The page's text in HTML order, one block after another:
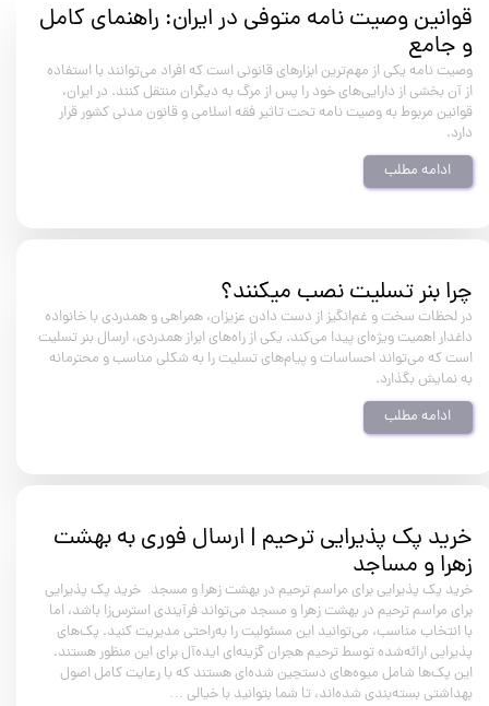
قوانین وصیت نامه متوفی در ایران: راهنمای کامل
و جامع
وصیت نامه یکی از مهم‌ترین ابزارهای قانونی است که افراد می‌توانند با استفاده
از آن بخشی از دارایی‌های خود را پس از مرگ به دیگران منتقل کنند. در ایران،
قوانین مربوط به وصیت نامه تحت تاثیر فقه اسلامی و قانون مدنی کشور قرار
دارد.
ادامه مطلب
چرا بنر تسلیت نصب میکنند؟
در لحظات سخت و غم‌انگیز از دست دادن عزیزان، همراهی و همدردی با خانواده
داغدار اهمیت ویژه‌ای پیدا می‌کند. یکی از راه‌های ابراز همدردی، ارسال بنر تسلیت
است که می‌تواند احساسات و پیام‌های تسلیت را به شکلی مناسب و محترمانه
به نمایش بگذارد.
ادامه مطلب
خرید پک پذیرایی ترحیم | ارسال فوری به بهشت
زهرا و مساجد
خرید پک پذیرایی برای مراسم ترحیم در بهشت زهرا و مسجد خرید پک پذیرایی
برای مراسم ترحیم در بهشت زهرا و مسجد می‌تواند فرآیندی استرس‌زا باشد، اما
با انتخاب مناسب، می‌توانید این مسئولیت را به‌راحتی مدیریت کنید. پک‌های
پذیرایی ارائه‌شده توسط ترحیم هجران گزینه‌ای ایده‌آل برای این منظور هستند.
این پک‌ها شامل میوه‌های دستچین شده‌ای هستند که با رعایت کامل اصول
بهداشتی بسته‌بندی شده‌اند، تا شما بتوانید با خیالی …